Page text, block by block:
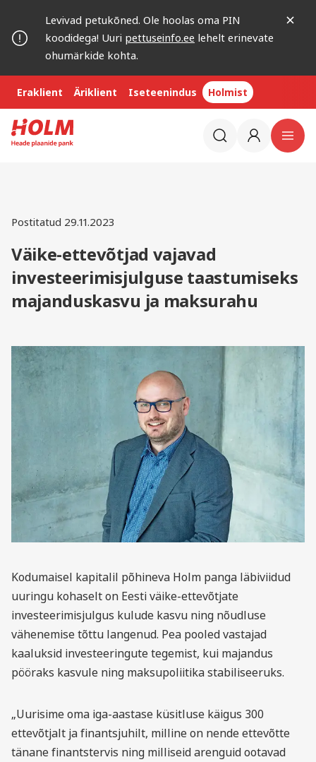
Levivad petukõned. Ole hoolas oma PIN
koodidega! Uuri pettuseinfo.ee lehelt erinevate
ohumärkide kohta.
Eraklient Äriklient Iseteenindus Holmist
Postitatud 29.11.2023
Väike-ettevõtjad vajavad
investeerimisjulguse taastumiseks
majanduskasvu ja maksurahu
Kodumaisel kapitalil põhineva Holm panga läbiviidud
uuringu kohaselt on Eesti väike-ettevõtjate
investeerimisjulgus kulude kasvu ning nõudluse
vähenemise tõttu langenud. Pea pooled vastajad
kaaluksid investeeringute tegemist, kui majandus
pööraks kasvule ning maksupoliitika stabiliseeruks.
„Uurisime oma iga-aastase küsitluse käigus 300
ettevõtjalt ja finantsjuhilt, milline on nende ettevõtte
tänane finantstervis ning milliseid arenguid ootavad